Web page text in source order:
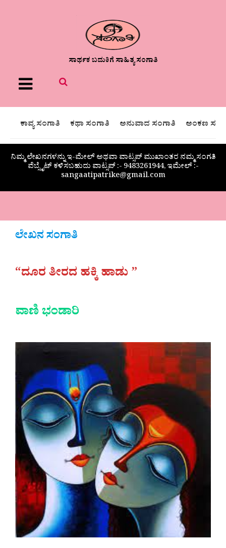
ಸಾರ್ಥಕ ಬದುಕಿಗೆ ಸಾಹಿತ್ಯ ಸಂಗಾತಿ
Menu
ಕಾವ್ಯ ಸಂಗಾತಿ ಕಥಾ ಸಂಗಾತಿ ಅನುವಾದ ಸಂಗಾತಿ ಅಂಕಣ
ನಿಮ್ಮ ಲೇಖನಗಳನ್ನು ಇ-ಮೇಲ್ ಅಥವಾ ವಾಟ್ಸಪ್ ಮುಖಾಂತರ ನಮ್ಮ ಸಂಗತಿ
ವೆಬ್ಸೈಟ್ ಕಳಿಸಬಹುದು ವಾಟ್ಸಪ್‌ :- 9483261944, ಇಮೇಲ್ :-
sangaatipatrike@gmail.com
ಲೇಖನ ಸಂಗಾತಿ
“ದೂರ ತೀರದ ಹಕ್ಕಿ ಹಾಡು ”
ವಾಣಿ ಭಂಡಾರಿ